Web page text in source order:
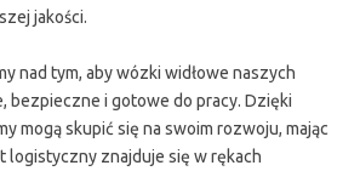
jakości.
nad tym, aby wózki widłowe naszych
bezpieczne i gotowe do pracy. Dzięki
mogą skupić się na swoim rozwoju, mając
logistyczny znajduje się w rękach